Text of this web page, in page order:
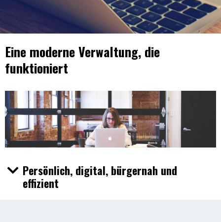
Eine moderne Verwaltung, die
funktioniert
Persönlich, digital, bürgernah und
effizient